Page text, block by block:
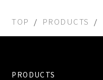
TOP PRODUCTS
PRODUCTS